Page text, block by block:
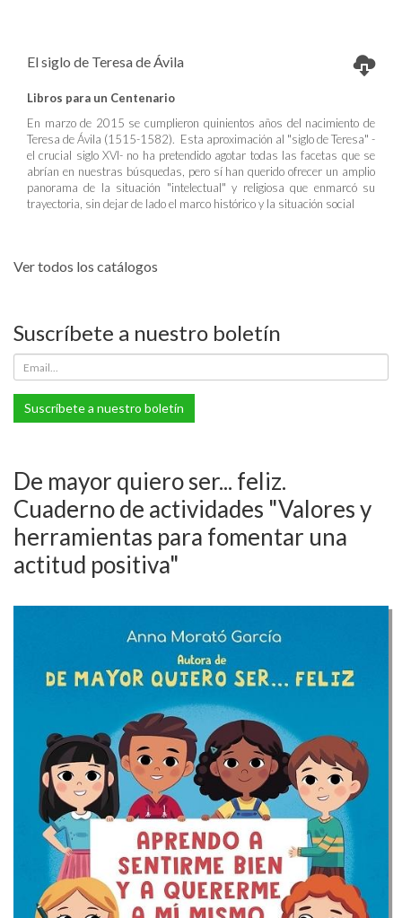
El siglo de Teresa de Ávila
Libros para un Centenario
En marzo de 2015 se cumplieron quinientos años del nacimiento de
Teresa de Ávila (1515-1582). Esta aproximación al "siglo de Teresa" -
el crucial siglo XVI- no ha pretendido agotar todas las facetas que se
abrían en nuestras búsquedas, pero sí han querido ofrecer un amplio
panorama de la situación "intelectual" y religiosa que enmarcó su
trayectoria, sin dejar de lado el marco histórico y la situación social
Ver todos los catálogos
Suscríbete a nuestro boletín
Suscríbete a nuestro boletín
De mayor quiero ser... feliz.
Cuaderno de actividades "Valores y
herramientas para fomentar una
actitud positiva"